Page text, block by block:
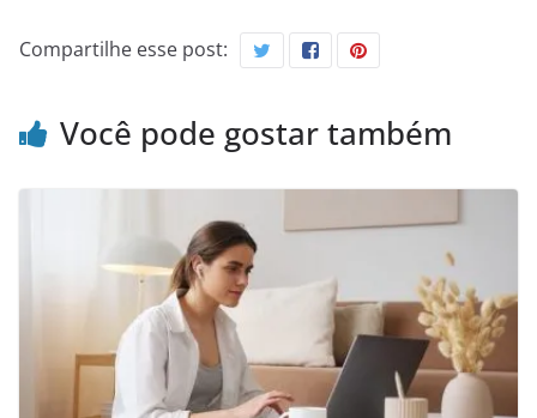
Compartilhe esse post:
Você pode gostar também